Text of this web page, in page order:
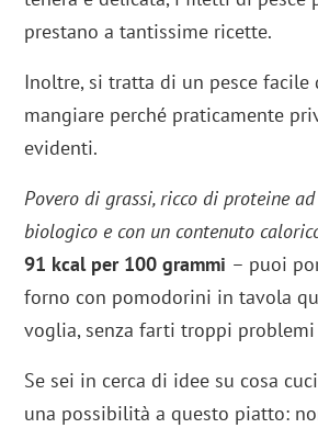
prestano a tantissime ricette.
Inoltre, si tratta di un pesce facile
mangiare perché praticamente
evidenti.
Povero di grassi, ricco di proteine
biologico e con un contenuto
91 kcal per 100 grammi – puoi
forno con pomodorini in tavola
voglia, senza farti troppi problemi
Se sei in cerca di idee su cosa
una possibilità a questo piatto: